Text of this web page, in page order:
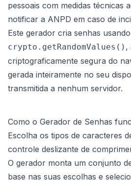
pessoais com medidas técnicas
notificar a ANPD em caso de
Este gerador cria senhas usando
crypto.getRandomValues() ,
criptograficamente segura do
gerada inteiramente no seu
transmitida a nenhum servidor.
Como o Gerador de Senhas
Escolha os tipos de caracteres
controle deslizante de
O gerador monta um conjunto
base nas suas escolhas e